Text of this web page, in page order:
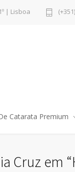
| Lisboa
Catarata Premium
Cruz em